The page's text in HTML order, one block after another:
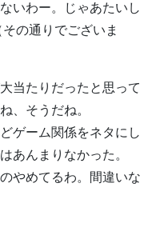
いわー。じゃあたいし
の通りでございま
当たりだったと思って
、そうだね。
ゲーム関係をネタにし
あんまりなかった。
やめてるわ。間違いな